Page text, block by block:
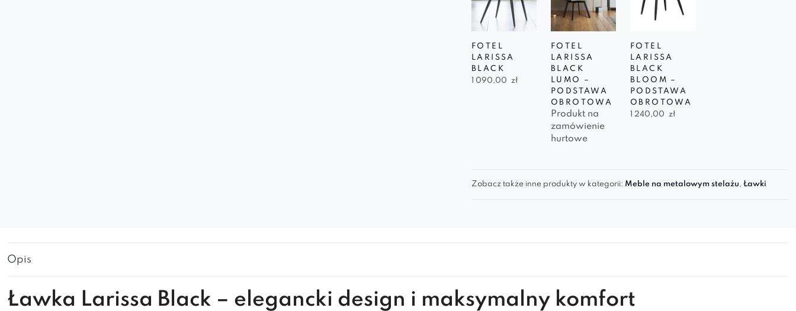
FOTEL
LARISSA
BLACK
1 090,00
zł
FOTEL
LARISSA
BLACK
LUMO –
PODSTAWA
OBROTOWA
Produkt na
zamówienie
hurtowe
FOTEL
LARISSA
BLACK
BLOOM –
PODSTAWA
OBROTOWA
1 240,00
zł
Zobacz także inne produkty w kategorii: Meble na metalowym stelażu, Ławki
Opis
Ławka Larissa Black – elegancki design i maksymalny komfort